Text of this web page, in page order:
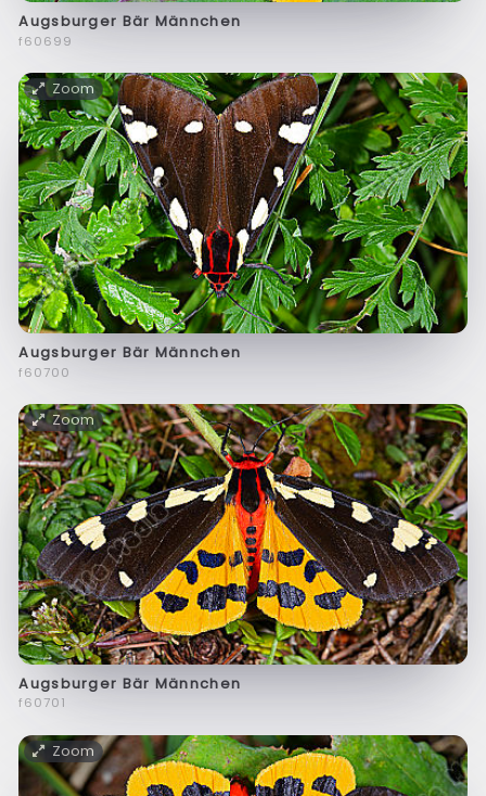
Augsburger Bär Männchen
f60699
Zoom
Augsburger Bär Männchen
f60700
Zoom
Augsburger Bär Männchen
f60701
Zoom